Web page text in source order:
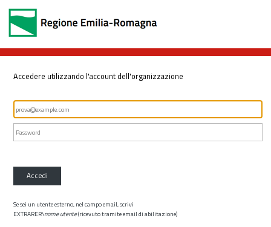
Accedere utilizzando l'account dell'organizzazione
Accedi
Se sei un utente esterno, nel campo email, scrivi
EXTRARER\nome utente(ricevuto tramite email di abilitazione)